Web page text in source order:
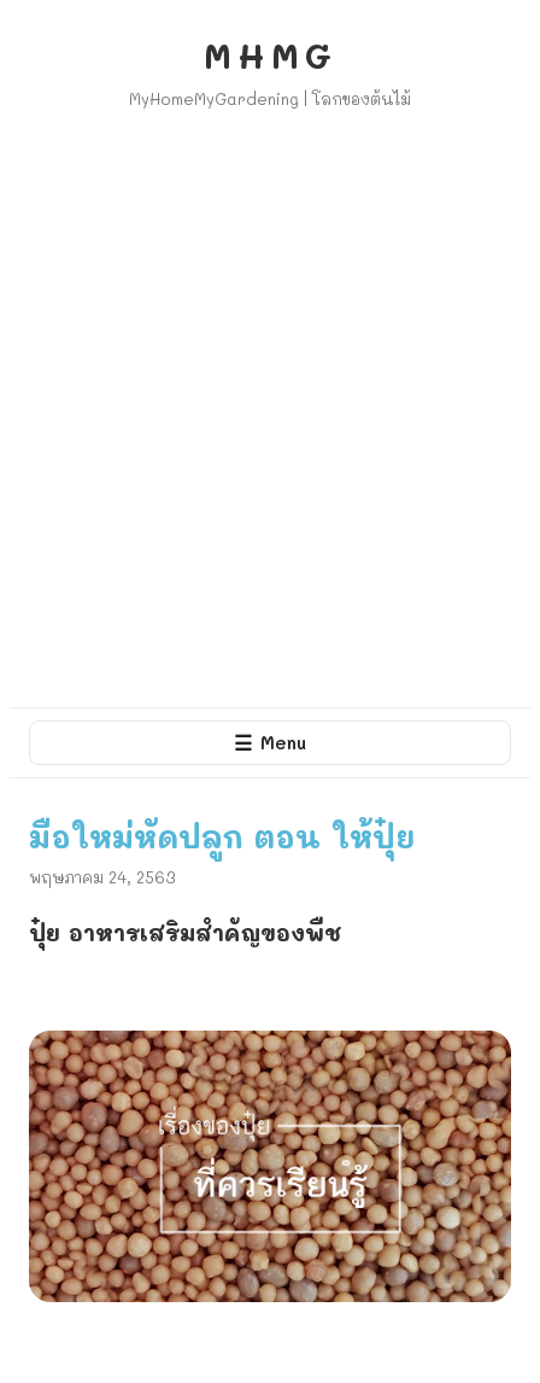
MHMG
MyHomeMyGardening | โลกของต้นไม้
☰ Menu
มือใหม่หัดปลูก ตอน ให้ปุ๋ย
พฤษภาคม 24, 2563
ปุ๋ย อาหารเสริมสำคัญของพืช